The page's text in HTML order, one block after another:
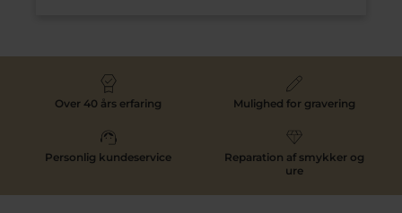
Over 40 års erfaring Mulighed for gravering
Personlig kundeservice
Reparation af smykker og
ure